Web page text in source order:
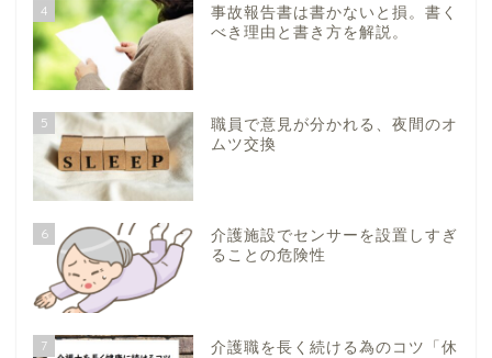
4
事故報告書は書かないと損。書く
べき理由と書き方を解説。
5
職員で意見が分かれる、夜間のオ
ムツ交換
6
介護施設でセンサーを設置しすぎ
ることの危険性
7
介護職を長く続ける為のコツ「休